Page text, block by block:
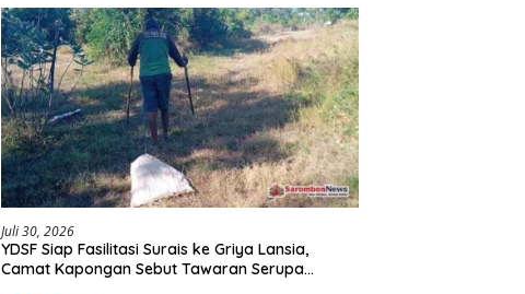
Juli 30, 2026
YDSF Siap Fasilitasi Surais ke Griya Lansia,
Camat Kapongan Sebut Tawaran Serupa